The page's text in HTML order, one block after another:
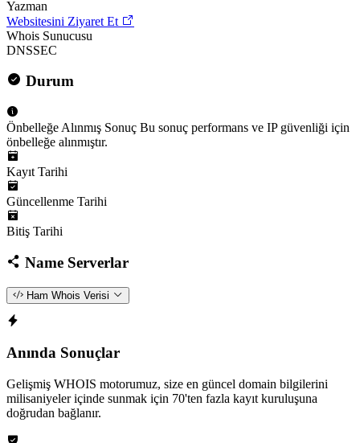
Yazman
Websitesini Ziyaret Et
Whois Sunucusu
DNSSEC
Durum
Önbelleğe Alınmış Sonuç Bu sonuç performans ve IP güvenliği için
önbelleğe alınmıştır.
Kayıt Tarihi
Güncellenme Tarihi
Bitiş Tarihi
Name Serverlar
Ham Whois Verisi
Anında Sonuçlar
Gelişmiş WHOIS motorumuz, size en güncel domain bilgilerini
milisaniyeler içinde sunmak için 70'ten fazla kayıt kuruluşuna
doğrudan bağlanır.